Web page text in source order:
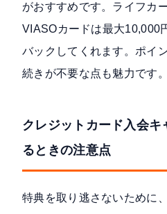
がおすすめです。ライフカ
VIASOカードは最大10,000
バックしてくれます。ポイ
続きが不要な点も魅力です。
クレジットカード入会キ
るときの注意点
特典を取り逃さないために